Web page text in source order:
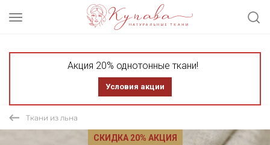
Акция 20% однотонные ткани!
Условия акции
Ткани из льна
СКИДКА 20% АКЦИЯ